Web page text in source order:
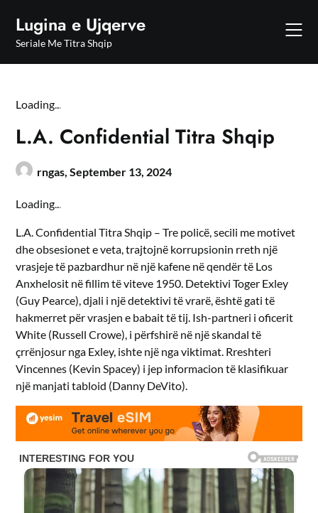
content
Lugina e Ujqerve
Seriale Me Titra Shqip
Loading...
L.A. Confidential Titra Shqip
rngas,September 13, 2024
Loading...
L.A. Confidential Titra Shqip – Tre policë, secili me motivet
dhe obsesionet e veta, trajtojnë korrupsionin rreth një
vrasjeje të pazbardhur në një kafene në qendër të Los
Anxhelosit në fillim të viteve 1950. Detektivi Toger Exley
(Guy Pearce), djali i një detektivi të vrarë, është gati të
hakmerret për vrasjen e babait të tij. Ish-partneri i oficerit
White (Russell Crowe), i përfshirë në një skandal të
çrrënjosur nga Exley, ishte një nga viktimat. Rreshteri
Vincennes (Kevin Spacey) i jep informacion të klasifikuar
një manjati tabloid (Danny DeVito).